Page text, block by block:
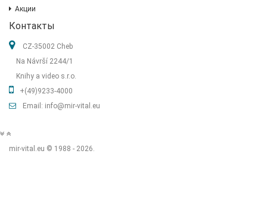
Акции
Контакты
CZ-35002 Cheb
Na Návrší 2244/1
Knihy a video s.r.o.
+(49)9233-4000
Email: info@mir-vital.eu
mir-vital.eu © 1988 - 2026.